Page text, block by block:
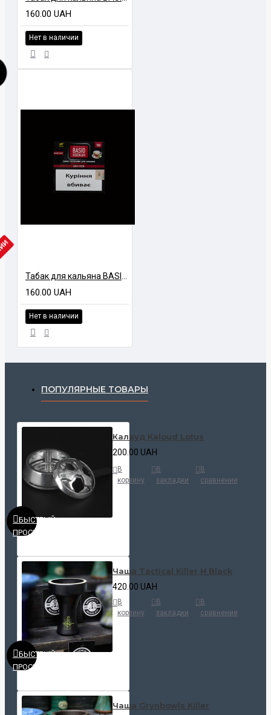
160.00 UAH
Нет в наличии
160.00 UAH
Нет в наличии
ПОПУЛЯРНЫЕ ТОВАРЫ
БЫСТРЫЙ
ПРОСМОТР
Калауд Kaloud Lotus
200.00 UAH
В
корзину
В
закладки
В
сравнение
БЫСТРЫЙ
ПРОСМОТР
Чаша Tactical Killer H Black
420.00 UAH
В
корзину
В
закладки
В
сравнение
Чаша Grynbowls Killer